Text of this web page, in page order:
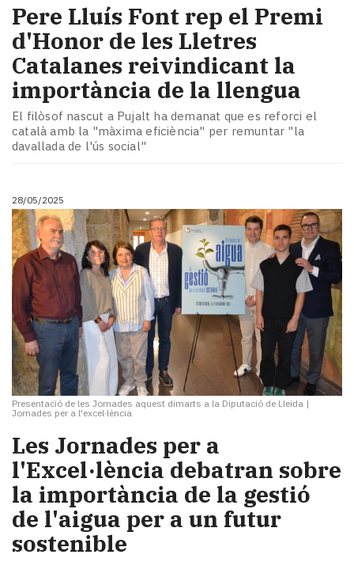
Pere Lluís Font rep el Premi
d'Honor de les Lletres
Catalanes reivindicant la
importància de la llengua
El filòsof nascut a Pujalt ha demanat que es reforci el
català amb la "màxima eficiència" per remuntar "la
davallada de l'ús social"
28/05/2025
Presentació de les Jornades aquest dimarts a la Diputació de Lleida |
Jornades per a l'excel·lència
Les Jornades per a
l'Excel·lència debatran sobre
la importància de la gestió
de l'aigua per a un futur
sostenible